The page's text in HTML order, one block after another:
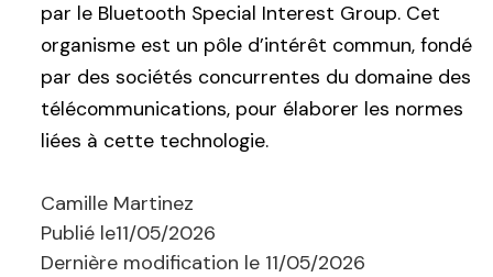
par le Bluetooth Special Interest Group. Cet
organisme est un pôle d’intérêt commun, fondé
par des sociétés concurrentes du domaine des
télécommunications, pour élaborer les normes
liées à cette technologie.
Camille Martinez
Publié le11/05/2026
Dernière modification le 11/05/2026